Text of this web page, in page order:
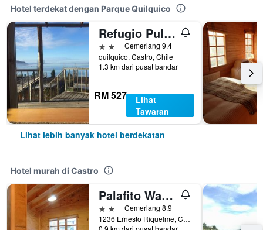
Hotel terdekat dengan Parque Quilquico
Refugio Pullao
2 bintangCemerlang 9.4
quilquico, Castro, Chile
1.3 km dari pusat bandar
RM 527
Lihat
Tawaran
Lihat lebih banyak hotel berdekatan
Hotel murah di Castro
Palafito Waiwen
2 bintangCemerlang 8.9
1236 Ernesto Riquelme, Castro, Chile